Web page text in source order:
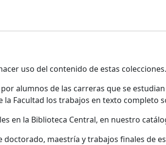
uso del contenido de estas colecciones.
alumnos de las carreras que se
la Facultad los trabajos en texto completo
en la Biblioteca Central, en nuestro
doctorado, maestría y trabajos finales de